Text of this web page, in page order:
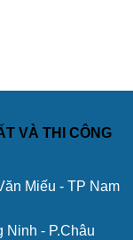
VÀ THI CÔNG
Miếu - TP Nam
- P.Châu